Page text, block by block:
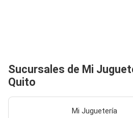
Sucursales de Mi
Quito
Mi Juguetería